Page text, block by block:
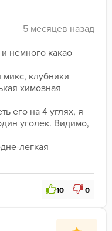
немного какао
клубники
химозная
его на 4 углях, я
уголек. Видимо,
легкая
10 0